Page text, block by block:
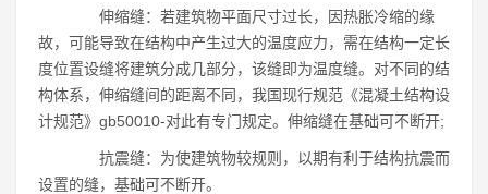
伸缩缝：若建筑物平面尺寸过长，因热胀冷缩的缘
故，可能导致在结构中产生过大的温度应力，需在结构一定长
度位置设缝将建筑分成几部分，该缝即为温度缝。对不同的结
构体系，伸缩缝间的距离不同，我国现行规范《混凝土结构设
计规范》gb50010-对此有专门规定。伸缩缝在基础可不断开;
抗震缝：为使建筑物较规则，以期有利于结构抗震而
设置的缝，基础可不断开。